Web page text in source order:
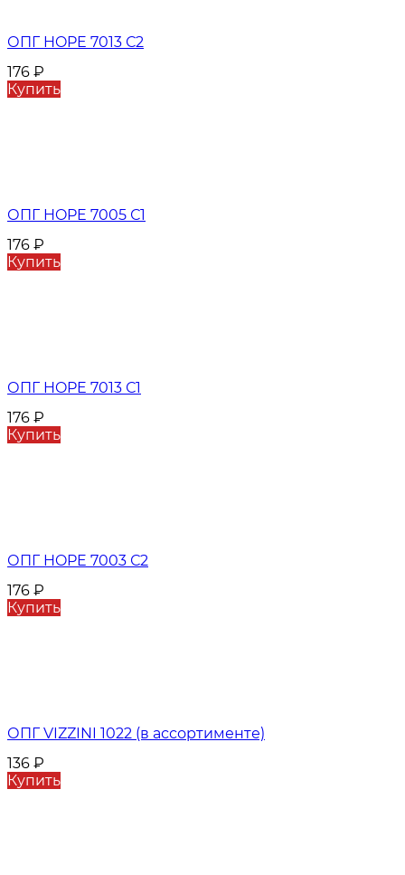
ОПГ HOPE 7013 С2
176 ₽
Купить
ОПГ HOPE 7005 С1
176 ₽
Купить
ОПГ HOPE 7013 С1
176 ₽
Купить
ОПГ HOPE 7003 С2
176 ₽
Купить
ОПГ VIZZINI 1022 (в ассортименте)
136 ₽
Купить